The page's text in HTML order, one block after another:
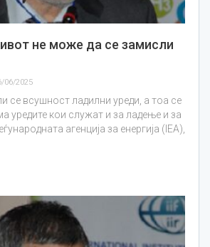
не може да се замисли
06/2025
се всушност ладилни уреди, а тоа се
уредите кои служат и за ладење и за
агенција за енергија (IEA),